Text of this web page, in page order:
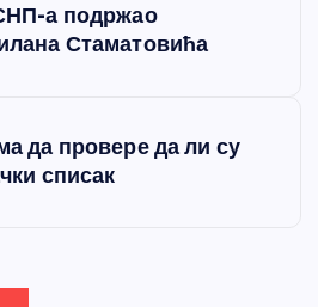
а подржао
Стаматовића
да провере да ли су
списак